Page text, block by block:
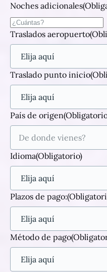
Noches adicionales
Traslados aeropuerto
Traslado punto inicio
País de origen
Idioma(Obligatorio)
Plazos de pago:
Método de pago